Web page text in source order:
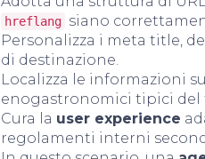
hreflang siano
Personalizza i meta title,
di destinazione.
Localizza le informazioni
enogastronomici tipici
Cura la user experience
regolamenti interni